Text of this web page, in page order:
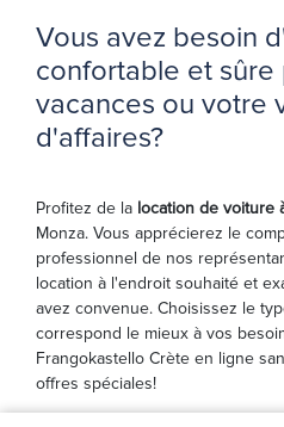
Vous avez besoin
confortable et sûre
vacances ou votre
d'affaires?
Profitez de la location de voiture
Monza. Vous apprécierez le
professionnel de nos
location à l'endroit souhaité et
avez convenue. Choisissez le
correspond le mieux à vos
Frangokastello Crète en ligne
offres spéciales!